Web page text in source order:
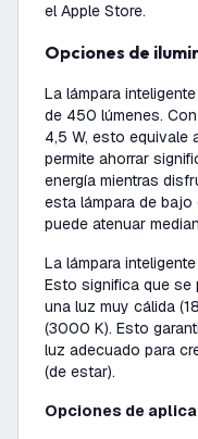
el Apple Store.
Opciones de
La lámpara
de 450 lúmenes.
4,5 W, esto equivale
permite ahorrar
energía mientras
esta lámpara de bajo
puede atenuar
La lámpara
Esto significa que se
una luz muy cálida
(3000 K). Esto
luz adecuado para
(de estar).
Opciones de